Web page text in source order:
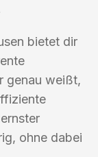
bietet dir
genau weißt,
ohne dabei